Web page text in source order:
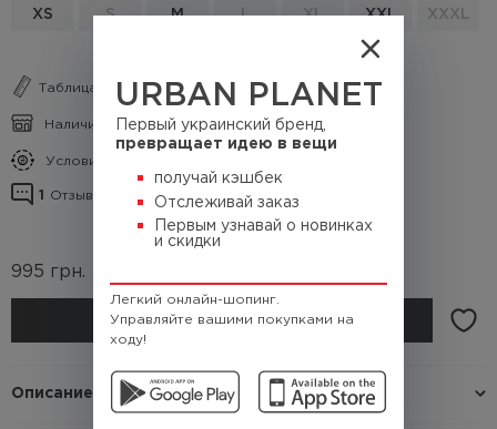
URBAN PLANET
Первый украинский бренд,
превращает идею в вещи
получай кэшбек
Отслеживай заказ
Первым узнавай о новинках
и скидки
Легкий онлайн-шопинг.
Управляйте вашими покупками на
ходу!
XS S M L XL XXL XXXL
Таблица размеров
Наличие в магазинах
Условия кэшбека
1 Отзывы о товаре
995 грн.
КУПИТЬ
Описание